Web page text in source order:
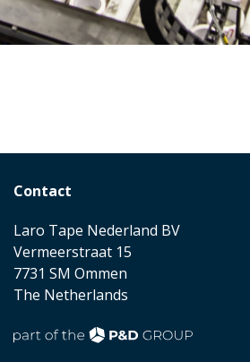
Contact
Laro Tape Nederland BV
Vermeerstraat 15
7731 SM Ommen
The Netherlands